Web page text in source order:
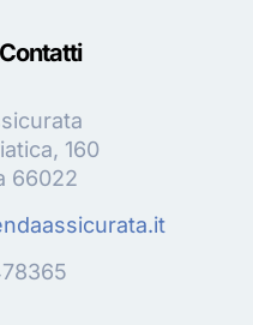
160
66022